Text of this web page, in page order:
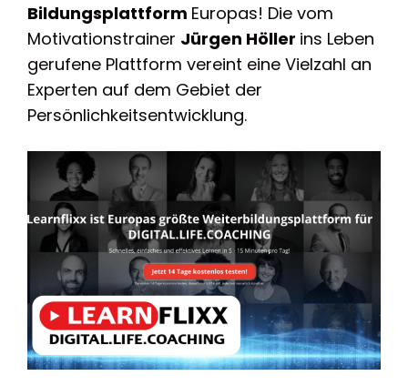
Bildungsplattform Europas! Die vom
Motivationstrainer Jürgen Höller ins Leben
gerufene Plattform vereint eine Vielzahl an
Experten auf dem Gebiet der
Persönlichkeitsentwicklung.